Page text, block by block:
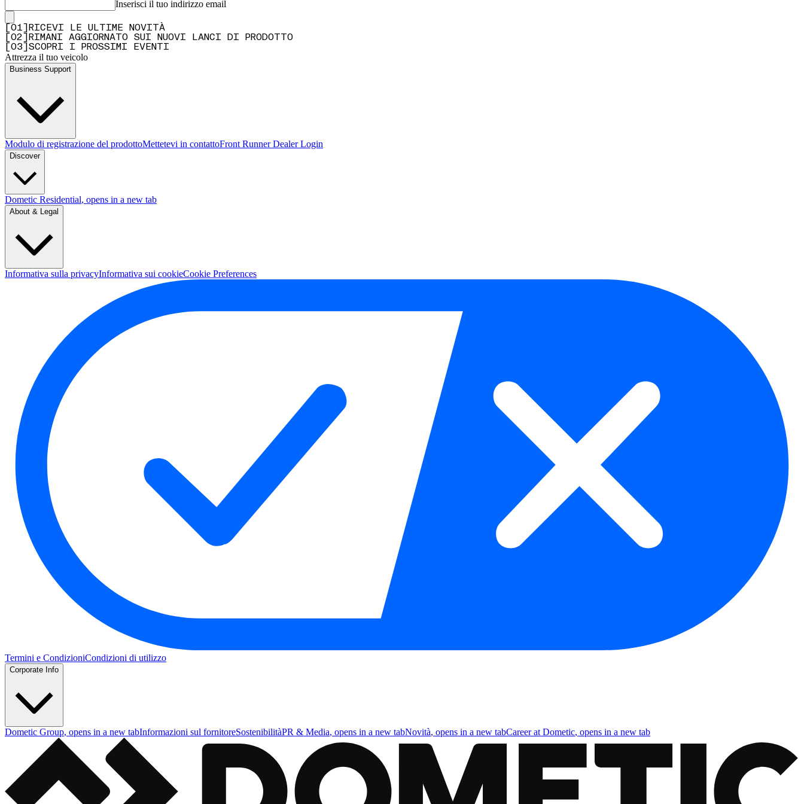
Inserisci il tuo indirizzo email
01
RICEVI LE ULTIME NOVITÀ
02
RIMANI AGGIORNATO SUI NUOVI LANCI DI PRODOTTO
03 SCOPRI I PROSSIMI EVENTI
Attrezza il tuo veicolo
Business Support
Modulo di registrazione del prodottoMettetevi in contattoFront Runner Dealer Login
Discover
Dometic Residential, opens in a new tab
About & Legal
Informativa sulla privacyInformativa sui cookieCookie Preferences
Termini e CondizioniCondizioni di utilizzo
Corporate Info
Dometic Group, opens in a new tabInformazioni sul fornitoreSostenibilitàPR & Media, opens in a new tabNovità, opens in a new tabCareer at Dometic, opens in a new tab